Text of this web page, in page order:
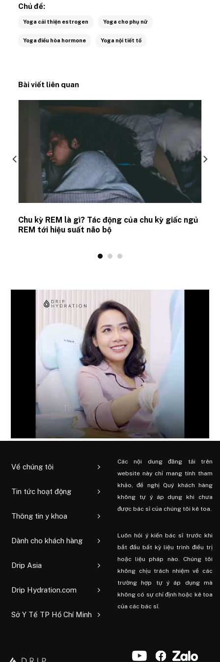
Chủ đề:
Yoga cải thiện estrogen Yoga cho phụ nữ
Yoga điều hòa hormone Yoga nội tiết tố
Bài viết liên quan
Chu kỳ REM là gì? Tác động của chu kỳ giấc ngủ
REM tới hiệu suất não bộ
Về chúng tôi
Tin tức hoạt động
Thông tin y khoa
Dành cho khách hàng
Drip Asia
Drip Hydration.com
Sở Y Tế TP Hồ Chí Minh
Các nội dung đăng tải trên
website này chỉ mang tính tham
khảo, đề nghị Quý khách hàng
không tự ý áp dụng khi chưa
được bác sĩ của chúng tôi kê toa.
Luôn hỏi ý kiến ​​bác sĩ trước khi
bắt đầu bất kỳ liệu trình điều trị
hoặc liệu pháp nào. Chúng tôi
không chịu trách nhiệm về các
trường hợp tự ý áp dụng mà
không có sự chỉ định hoặc kê toa
của các bác sĩ.